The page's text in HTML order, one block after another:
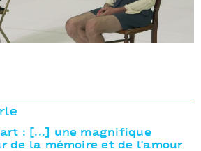
: [...] une magnifique
de la mémoire et de l'amour